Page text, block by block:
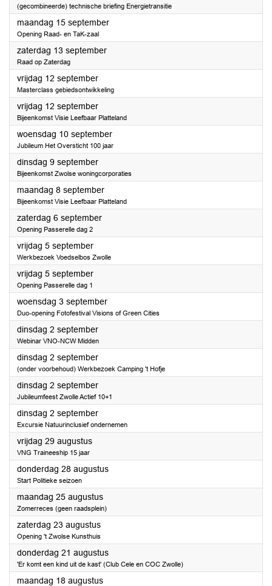
(gecombineerde) technische briefing Energietransitie
maandag 15 september2025
Opening Raad- en TaK-zaal
zaterdag 13 september2025
Raad op Zaterdag
vrijdag 12 september2025
Masterclass gebiedsontwikkeling
vrijdag 12 september2025
Bijeenkomst Visie Leefbaar Platteland
woensdag 10 september2025
Jubileum Het Oversticht 100 jaar
dinsdag 9 september2025
Bijeenkomst Zwolse woningcorporaties
maandag 8 september2025
Bijeenkomst Visie Leefbaar Platteland
zaterdag 6 september2025
Opening Passerelle dag 2
vrijdag 5 september2025
Werkbezoek Voedselbos Zwolle
vrijdag 5 september2025
Opening Passerelle dag 1
woensdag 3 september2025
Duo-opening Fotofestival Visions of Green Cities
dinsdag 2 september2025
Webinar VNO-NCW Midden
dinsdag 2 september2025
(onder voorbehoud) Werkbezoek Camping 't Hofje
dinsdag 2 september2025
Jubileumfeest Zwolle Actief 10+1
dinsdag 2 september2025
Excursie Natuurinclusief ondernemen
vrijdag 29 augustus2025
VNG Traineeship 15 jaar
donderdag 28 augustus2025
Start Politieke seizoen
maandag 25 augustus2025
Zomerreces (geen raadsplein)
zaterdag 23 augustus2025
Opening 't Zwolse Kunsthuis
donderdag 21 augustus2025
'Er komt een kind uit de kast' (Club Cele en COC Zwolle)
maandag 18 augustus2025